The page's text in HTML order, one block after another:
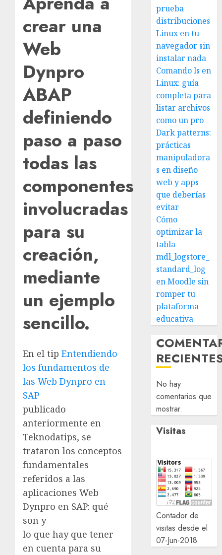
crear una
Web
Dynpro
ABAP
definiendo
paso a paso
todas las
componentes
involucradas
para su
creación,
mediante
un ejemplo
sencillo.
En el tip Entendiendo
los fundamentos de
las Web Dynpro en
SAP
publicado
anteriormente en
Teknodatips, se
trataron los conceptos
fundamentales
referidos a las
aplicaciones Web
Dynpro en SAP: qué
son y
lo que hay que tener
en cuenta para su
prueba
distribuciones
Linux en tu
navegador sin
instalar nada
Comando ls en
Linux: guía
completa para
listar archivos
como un pro
Dark patterns:
prácticas
manipuladora
s en diseño
web y apps
que deberías
evitar
Cómo
optimizar la
tabla
mdl_logstore_
standard_log
en Moodle sin
romper tu
plataforma
educativa
No hay
comentarios que
mostrar.
Visitas
Contador de
visitas desde el
07-Jun-2018